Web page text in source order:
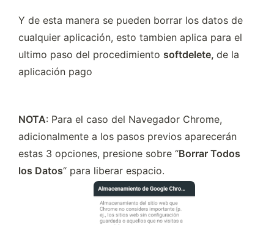
Y de esta manera se pueden borrar los datos de
cualquier aplicación, esto tambien aplica para el
ultimo paso del procedimiento softdelete, de la
aplicación pago
NOTA: Para el caso del Navegador Chrome,
adicionalmente a los pasos previos aparecerán
estas 3 opciones, presione sobre “Borrar Todos
los Datos“ para liberar espacio.